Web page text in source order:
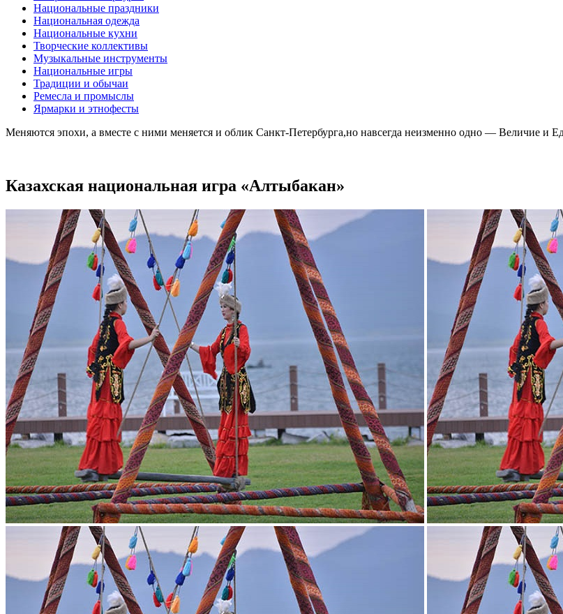
Национальные праздники
Национальная одежда
Национальные кухни
Творческие коллективы
Музыкальные инструменты
Национальные игры
Традиции и обычаи
Ремесла и промыслы
Ярмарки и этнофесты
Меняются эпохи, а вместе с ними меняется и облик Санкт-Петербурга,но навсегда неизменно одно — Величие и
Казахская национальная игра «Алтыбакан»